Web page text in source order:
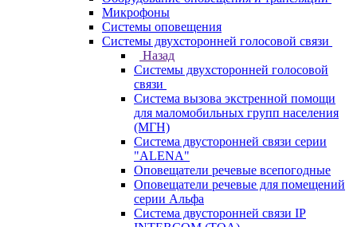
Микрофоны
Системы оповещения
Системы двухсторонней голосовой связи
Назад
Системы двухсторонней голосовой
связи
Система вызова экстренной помощи
для маломобильных групп населения
(МГН)
Система двусторонней связи серии
"ALENA"
Оповещатели речевые всепогодные
Оповещатели речевые для помещений
серии Альфа
Система двусторонней связи IP